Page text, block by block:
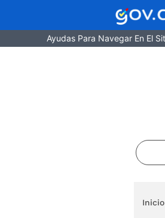
Ayudas Para Navegar En El
Inicio